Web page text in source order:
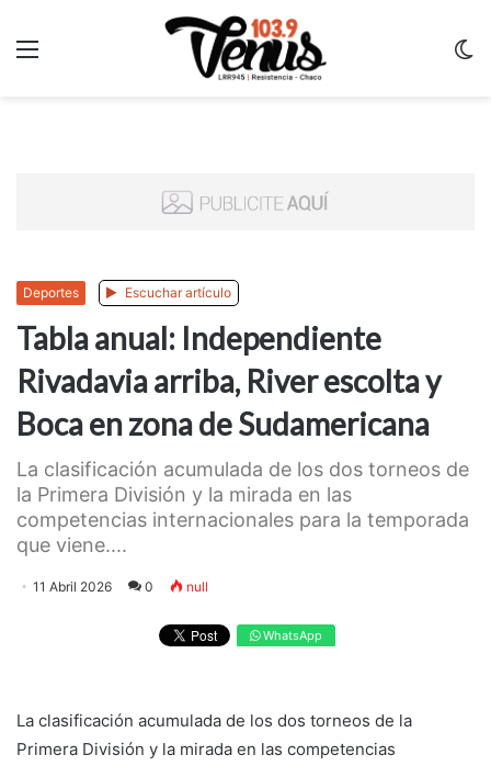
Deportes Escuchar artículo
Tabla anual: Independiente
Rivadavia arriba, River escolta y
Boca en zona de Sudamericana
La clasificación acumulada de los dos torneos de
la Primera División y la mirada en las
competencias internacionales para la temporada
que viene....
11 Abril 2026 0 null
WhatsApp
La clasificación acumulada de los dos torneos de la
Primera División y la mirada en las competencias